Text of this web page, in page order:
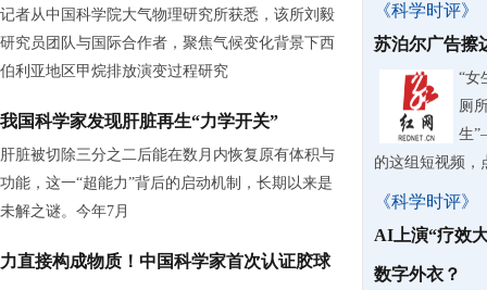
记者从中国科学院大气物理研究所获悉，该所刘毅
研究员团队与国际合作者，聚焦气候变化背景下西
伯利亚地区甲烷排放演变过程研究
我国科学家发现肝脏再生“力学开关”
肝脏被切除三分之二后能在数月内恢复原有体积与
功能，这一“超能力”背后的启动机制，长期以来是
未解之谜。今年7月
力直接构成物质！中国科学家首次认证胶球
《科学时评》
苏泊尔广告擦
“女
厕
生
的这组短视频，
《科学时评》
AI上演“疗效
数字外衣？